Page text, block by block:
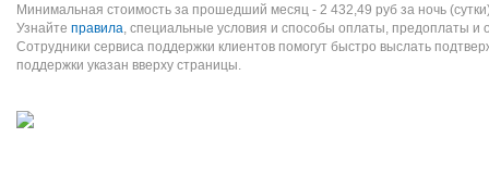
Минимальная стоимость за прошедший месяц - 2 432,49 руб за ночь
Узнайте правила, специальные условия и способы оплаты, предоплаты и
Сотрудники сервиса поддержки клиентов помогут быстро выслать
поддержки указан вверху страницы.